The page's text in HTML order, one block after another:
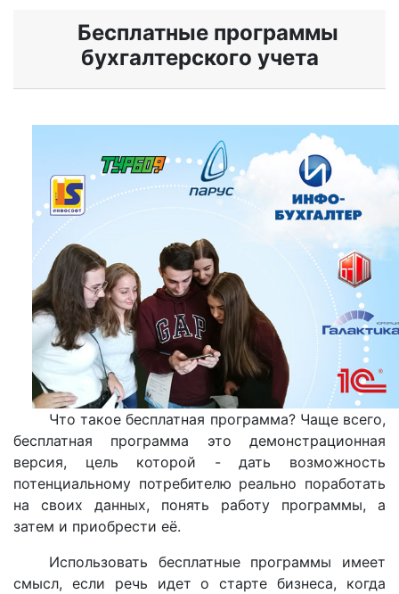
Бесплатные программы
бухгалтерского учета
Что такое бесплатная программа? Чаще всего,
бесплатная программа это демонстрационная
версия, цель которой - дать возможность
потенциальному потребителю реально поработать
на своих данных, понять работу программы, а
затем и приобрести её.
Использовать бесплатные программы имеет
смысл, если речь идет о старте бизнеса, когда